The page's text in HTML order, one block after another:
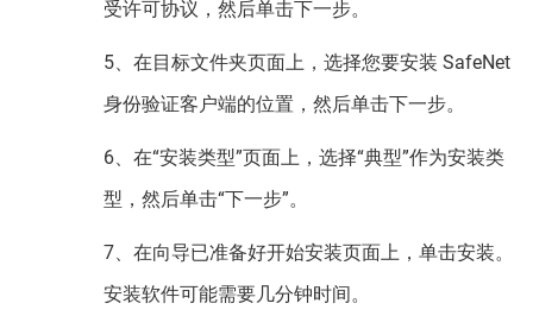
受许可协议，然后单击下一步。
5、在目标文件夹页面上，选择您要安装 SafeNet
身份验证客户端的位置，然后单击下一步。
6、在“安装类型”页面上，选择“典型”作为安装类
型，然后单击“下一步”。
7、在向导已准备好开始安装页面上，单击安装。
安装软件可能需要几分钟时间。